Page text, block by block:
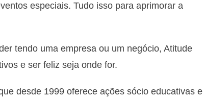
especiais. Tudo isso para aprimorar a
tendo uma empresa ou um negócio, Atitude
e ser feliz seja onde for.
desde 1999 oferece ações sócio educativas e